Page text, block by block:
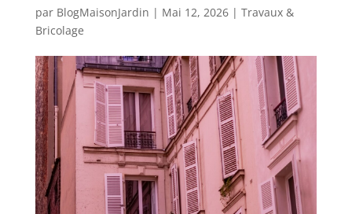
par BlogMaisonJardin | Mai 12, 2026| Travaux &
Bricolage